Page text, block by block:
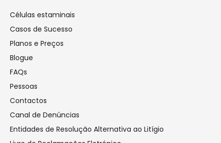
Células estaminais
Casos de Sucesso
Planos e Preços
Blogue
FAQs
Pessoas
Contactos
Canal de Denúncias
Entidades de Resolução Alternativa ao Litígio